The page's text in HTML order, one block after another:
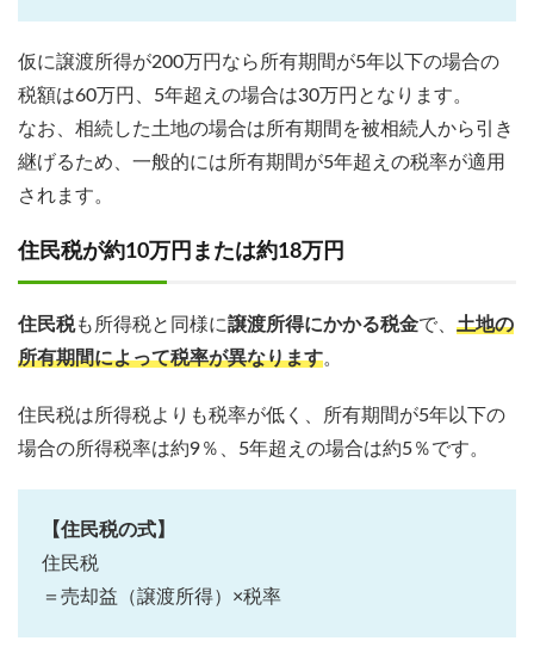
仮に譲渡所得が200万円なら所有期間が5年以下の場合の
税額は60万円、5年超えの場合は30万円となります。
なお、相続した土地の場合は所有期間を被相続人から引き
継げるため、一般的には所有期間が5年超えの税率が適用
されます。
住民税が約10万円または約18万円
住民税も所得税と同様に譲渡所得にかかる税金で、 土地の
所有期間によって税率が異なります。
住民税は所得税よりも税率が低く、所有期間が5年以下の
場合の所得税率は約9％、5年超えの場合は約5％です。
【住民税の式】
住民税
＝売却益（譲渡所得）×税率